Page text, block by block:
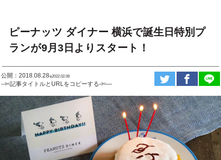
ピーナッツ ダイナー 横浜で誕生日特別プ
ランが9月3日よりスタート！
公開：2018.08.28ಇ2022.02.08
--✄記事タイトルとURLをコピーする-✄—